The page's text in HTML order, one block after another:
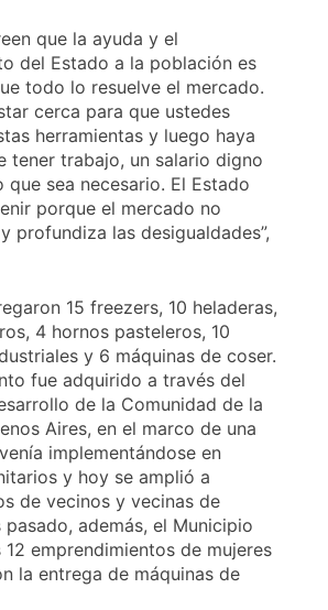
que la ayuda y el
del Estado a la población es
todo lo resuelve el mercado.
cerca para que ustedes
herramientas y luego haya
tener trabajo, un salario digno
que sea necesario. El Estado
porque el mercado no
profundiza las desigualdades”,
15 freezers, 10 heladeras,
4 hornos pasteleros, 10
y 6 máquinas de coser.
fue adquirido a través del
de la Comunidad de la
Aires, en el marco de una
implementándose en
y hoy se amplió a
de vecinos y vecinas de
pasado, además, el Municipio
emprendimientos de mujeres
la entrega de máquinas de